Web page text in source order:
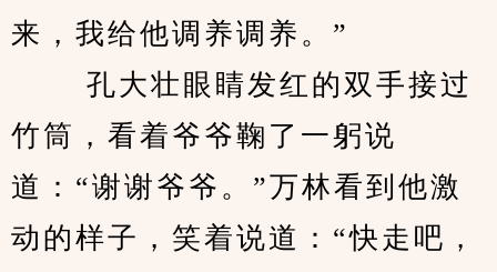
来，我给他调养调养。”
竹筒，看着爷爷鞠了一躬说
道：“谢谢爷爷。”万林看到他激
动的样子，笑着说道：“快走吧，